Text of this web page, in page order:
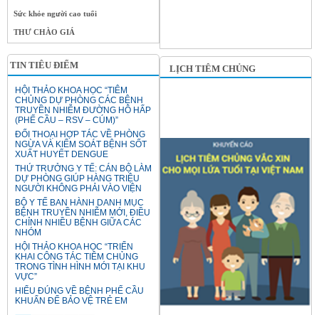
Sức khỏe người cao tuổi
THƯ CHÀO GIÁ
TIN TIÊU ĐIỂM
HỘI THẢO KHOA HỌC “TIÊM
CHỦNG DỰ PHÒNG CÁC BỆNH
TRUYỀN NHIỄM ĐƯỜNG HÔ HẤP
(PHẾ CẦU – RSV – CÚM)”
ĐỐI THOẠI HỢP TÁC VỀ PHÒNG
NGỪA VÀ KIỂM SOÁT BỆNH SỐT
XUẤT HUYẾT DENGUE
THỨ TRƯỞNG Y TẾ: CÁN BỘ LÀM
DỰ PHÒNG GIÚP HÀNG TRIỆU
NGƯỜI KHÔNG PHẢI VÀO VIỆN
BỘ Y TẾ BAN HÀNH DANH MỤC
BỆNH TRUYỀN NHIỄM MỚI, ĐIỀU
CHỈNH NHIỀU BỆNH GIỮA CÁC
NHÓM
HỘI THẢO KHOA HỌC “TRIỂN
KHAI CÔNG TÁC TIÊM CHỦNG
TRONG TÌNH HÌNH MỚI TẠI KHU
VỰC”
HIỂU ĐÚNG VỀ BỆNH PHẾ CẦU
KHUẨN ĐỂ BẢO VỆ TRẺ EM
LỊCH TIÊM CHỦNG